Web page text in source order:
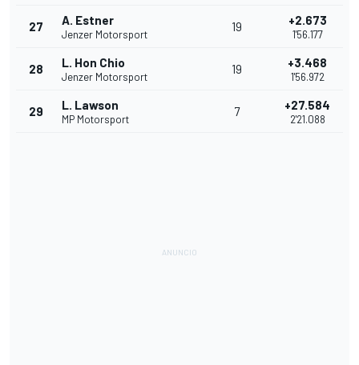
27 A. Estner
Jenzer Motorsport
19 +2.673
1'56.177
28 L. Hon Chio
Jenzer Motorsport
19 +3.468
1'56.972
29 L. Lawson
MP Motorsport
7 +27.584
2'21.088